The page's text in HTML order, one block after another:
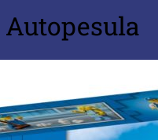
Autopesula